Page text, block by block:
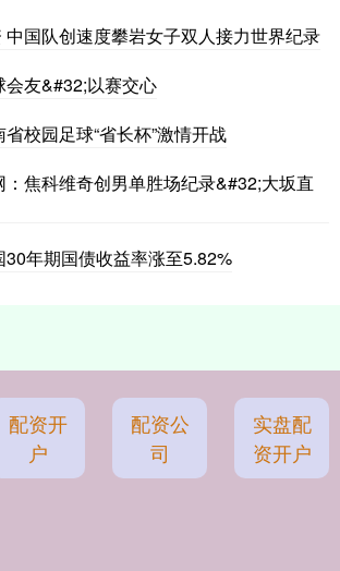
中国队创速度攀岩女子双人接力世界纪录
会友&#32;以赛交心
校园足球“省长杯”激情开战
：焦科维奇创男单胜场纪录&#32;大坂直
30年期国债收益率涨至5.82%
配资开
户
配资公
司
实盘配
资开户